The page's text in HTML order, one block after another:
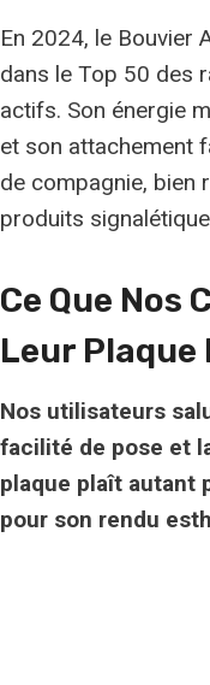
En 2024, le Bouvier
dans le Top 50 des
actifs. Son énergie
et son attachement
de compagnie, bien
produits
Ce Que Nos
Leur Plaque
Nos utilisateurs
facilité de pose et
plaque plaît autant
pour son rendu